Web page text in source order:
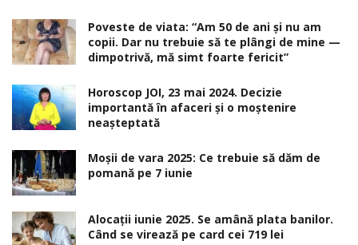
Poveste de viata: “Am 50 de ani și nu am
copii. Dar nu trebuie să te plângi de mine —
dimpotrivă, mă simt foarte fericit”
Horoscop JOI, 23 mai 2024. Decizie
importantă în afaceri şi o moştenire
neaşteptată
Moșii de vara 2025: Ce trebuie să dăm de
pomană pe 7 iunie
Alocaţii iunie 2025. Se amână plata banilor.
Când se virează pe card cei 719 lei